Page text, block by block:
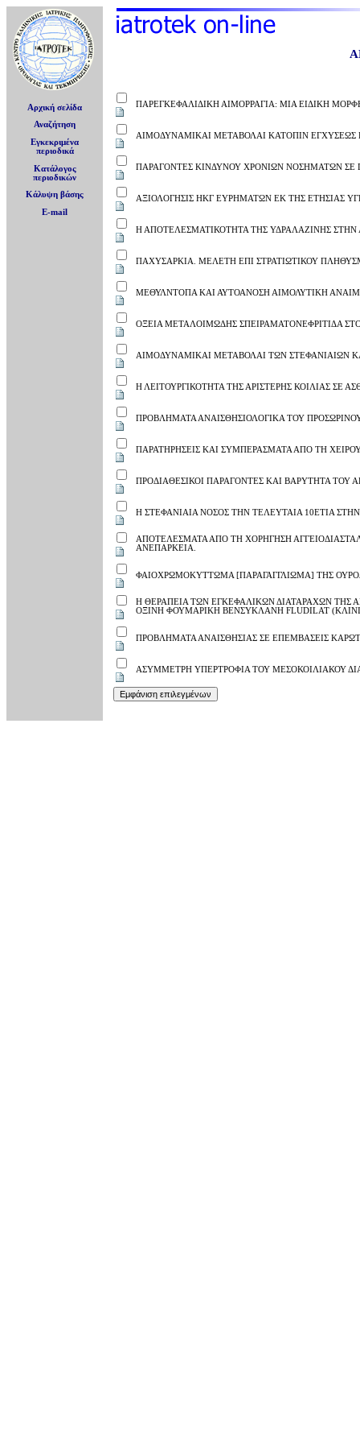
Αρχική σελίδα
Αναζήτηση
Εγκεκριμένα
περιοδικά
Κατάλογος
περιοδικών
Κάλυψη βάσης
E-mail
ΠΑΡΕΓΚΕΦΑΛΙΔΙΚΗ ΑΙΜΟΡΡΑΓΙΑ: ΜΙΑ ΕΙΔΙΚΗ
ΑΙΜΟΔΥΝΑΜΙΚΑΙ ΜΕΤΑΒΟΛΑΙ ΚΑΤΟΠΙΝ ΕΓΧΥΣΕΩΣ
ΠΑΡΑΓΟΝΤΕΣ ΚΙΝΔΥΝΟΥ ΧΡΟΝΙΩΝ ΝΟΣΗΜΑΤΩΝ ΣΕ
ΑΞΙΟΛΟΓΗΣΙΣ ΗΚΓ ΕΥΡΗΜΑΤΩΝ ΕΚ ΤΗΣ ΕΤΗΣΙΑΣ
Η ΑΠΟΤΕΛΕΣΜΑΤΙΚΟΤΗΤΑ ΤΗΣ ΥΔΡΑΛΑΖΙΝΗΣ
ΠΑΧΥΣΑΡΚΙΑ. ΜΕΛΕΤΗ ΕΠΙ ΣΤΡΑΤΙΩΤΙΚΟΥ
ΜΕΘΥΛΝΤΟΠΑ ΚΑΙ ΑΥΤΟΑΝΟΣΗ ΑΙΜΟΛΥΤΙΚΗ
ΟΞΕΙΑ ΜΕΤΑΛΟΙΜΩΔΗΣ ΣΠΕΙΡΑΜΑΤΟΝΕΦΡΙΤΙΔΑ
ΑΙΜΟΔΥΝΑΜΙΚΑΙ ΜΕΤΑΒΟΛΑΙ ΤΩΝ ΣΤΕΦΑΝΙΑΙΩΝ
Η ΛΕΙΤΟΥΡΓΙΚΟΤΗΤΑ ΤΗΣ ΑΡΙΣΤΕΡΗΣ ΚΟΙΛΙΑΣ ΣΕ
ΠΡΟΒΛΗΜΑΤΑ ΑΝΑΙΣΘΗΣΙΟΛΟΓΙΚΑ ΤΟΥ
ΠΑΡΑΤΗΡΗΣΕΙΣ ΚΑΙ ΣΥΜΠΕΡΑΣΜΑΤΑ ΑΠΟ ΤΗ
ΠΡΟΔΙΑΘΕΣΙΚΟΙ ΠΑΡΑΓΟΝΤΕΣ ΚΑΙ ΒΑΡΥΤΗΤΑ ΤΟΥ
Η ΣΤΕΦΑΝΙΑΙΑ ΝΟΣΟΣ ΤΗΝ ΤΕΛΕΥΤΑΙΑ 10ΕΤΙΑ
ΑΠΟΤΕΛΕΣΜΑΤΑ ΑΠΟ ΤΗ ΧΟΡΗΓΗΣΗ
ΑΝΕΠΑΡΚΕΙΑ.
ΦΑΙΟΧΡΩΜΟΚΥΤΤΩΜΑ [ΠΑΡΑΓΑΓΓΛΙΩΜΑ] ΤΗΣ
Η ΘΕΡΑΠΕΙΑ ΤΩΝ ΕΓΚΕΦΑΛΙΚΩΝ ΔΙΑΤΑΡΑΧΩΝ ΤΗΣ
ΟΞΙΝΗ ΦΟΥΜΑΡΙΚΗ ΒΕΝΣΥΚΛΑΝΗ FLUDILAT
ΠΡΟΒΛΗΜΑΤΑ ΑΝΑΙΣΘΗΣΙΑΣ ΣΕ ΕΠΕΜΒΑΣΕΙΣ
ΑΣΥΜΜΕΤΡΗ ΥΠΕΡΤΡΟΦΙΑ ΤΟΥ ΜΕΣΟΚΟΙΛΙΑΚΟΥ